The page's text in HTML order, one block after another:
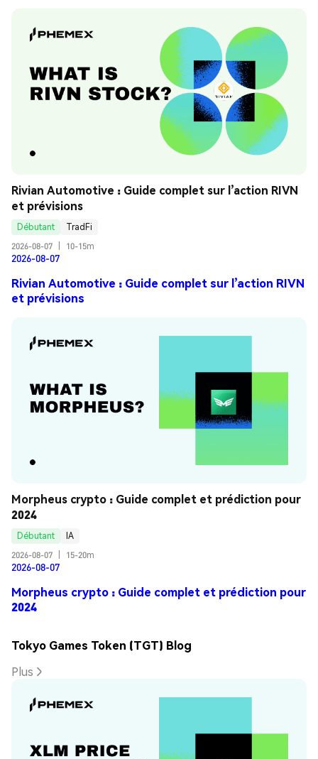
Rivian Automotive : Guide complet sur l’action RIVN
et prévisions
Débutant
TradFi
2026-08-07
10-15m
2026-08-07
Rivian Automotive : Guide complet sur l’action RIVN
et prévisions
Morpheus crypto : Guide complet et prédiction pour
2024
Débutant
IA
2026-08-07
15-20m
2026-08-07
Morpheus crypto : Guide complet et prédiction pour
2024
Tokyo Games Token (TGT) Blog
Plus